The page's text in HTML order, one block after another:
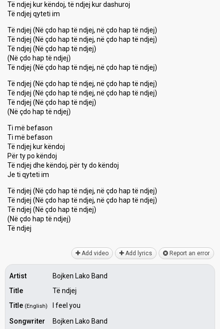
Të ndjej kur këndoj, të ndjej kur dashuroj
Të ndjej qyteti im
Të ndjej (Në çdo hap të ndjej, në çdo hap të ndjej)
Të ndjej (Në çdo hap të ndjej, në çdo hap të ndjej)
Të ndjej (Në çdo hap të ndjej)
(Në çdo hap të ndjej)
Të ndjej (Në çdo hap të ndjej, në çdo hap të ndjej)
Të ndjej (Në çdo hap të ndjej, në çdo hap të ndjej)
Të ndjej (Në çdo hap të ndjej, në çdo hap të ndjej)
Të ndjej (Në çdo hap të ndjej)
(Në çdo hap të ndjej)
Ti më befason
Ti më befaѕon
Të ndjej kur këndoj
Për ty po këndoj
Të ndjej dhe këndoj, për ty do këndoj
Je ti qyteti im
Të ndjej (Në çdo hap të ndjej, në çdo hap të ndjej)
Të ndjej (Në çdo hap të ndjej, në çdo hap të ndjej)
Të ndjej (Në çdo hap të ndjej)
(Në çdo hаp të ndjej)
Të ndjej
Add video Add lyrics Report an error
Artist
Bojken Lako Band
Title
Të ndjej
Title (English)
I feel you
Songwriter
Bojken Lako Band